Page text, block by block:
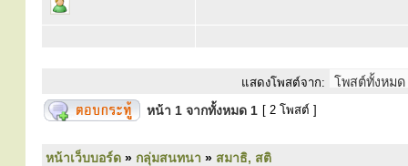
แสดงโพสต์จาก:
หน้า 1 จากทั้งหมด 1 [ 2 โพสต์ ]
หน้าเว็บบอร์ด » กลุ่มสนทนา » สมาธิ, สติ